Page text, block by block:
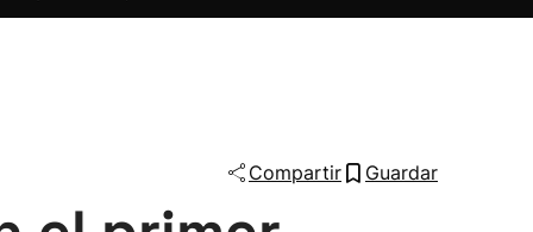
Compartir Guardar